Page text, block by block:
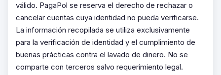
válido. PagaPol se reserva el derecho de rechazar o
cancelar cuentas cuya identidad no pueda verificarse.
La información recopilada se utiliza exclusivamente
para la verificación de identidad y el cumplimiento de
buenas prácticas contra el lavado de dinero. No se
comparte con terceros salvo requerimiento legal.